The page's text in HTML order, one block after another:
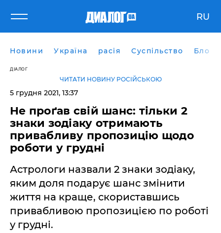
RU
Новини Україна расія Суспільство Блоги
ДІАЛОГ
ЧИТАТИ НОВИНУ РОСІЙСЬКОЮ
5 грудня 2021, 13:37
Не проґав свій шанс: тільки 2
знаки зодіаку отримають
привабливу пропозицію щодо
роботи у грудні
Астрологи назвали 2 знаки зодіаку,
яким доля подарує шанс змінити
життя на краще, скориставшись
привабливою пропозицією по роботі
у грудні.